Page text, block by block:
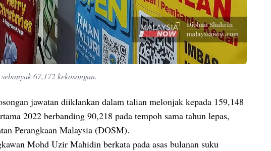
67,172 kekosongan.
jawatan diiklankan dalam talian melonjak kepada 159,148
2022 berbanding 90,218 pada tempoh sama tahun lepas,
Perangkaan Malaysia (DOSM).
Mohd Uzir Mahidin berkata pada asas bulanan suku